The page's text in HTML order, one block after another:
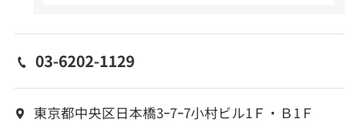
03-6202-1129
東京都中央区日本橋3ｰ7ｰ7小村ビル1Ｆ・Ｂ1Ｆ